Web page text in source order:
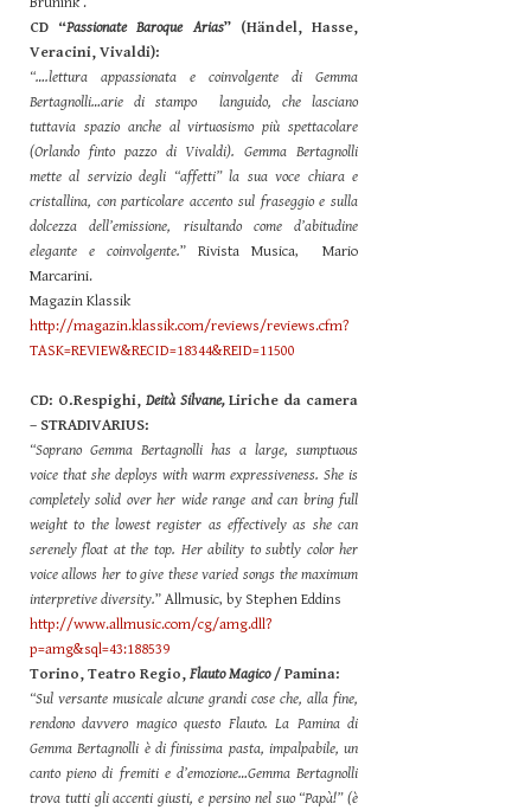
CD “Passionate Baroque Arias” (Händel, Hasse,
Veracini, Vivaldi):
“….lettura appassionata e coinvolgente di Gemma
Bertagnolli…arie di stampo languido, che lasciano
tuttavia spazio anche al virtuosismo più spettacolare
(Orlando finto pazzo di Vivaldi). Gemma Bertagnolli
mette al servizio degli “affetti” la sua voce chiara e
cristallina, con particolare accento sul fraseggio e sulla
dolcezza dell’emissione, risultando come d’abitudine
elegante e coinvolgente.” Rivista Musica, Mario
Marcarini.
Magazin Klassik
http://magazin.klassik.com/reviews/reviews.cfm?
TASK=REVIEW&RECID=18344&REID=11500
CD: O.Respighi, Deità Silvane,Liriche da camera
– STRADIVARIUS:
“Soprano Gemma Bertagnolli has a large, sumptuous
voice that she deploys with warm expressiveness. She is
completely solid over her wide range and can bring full
weight to the lowest register as effectively as she can
serenely float at the top. Her ability to subtly color her
voice allows her to give these varied songs the maximum
interpretive diversity.” Allmusic, by Stephen Eddins
http://www.allmusic.com/cg/amg.dll?
p=amg&sql=43:188539
Torino, Teatro Regio, Flauto Magico/ Pamina:
“Sul versante musicale alcune grandi cose che, alla fine,
rendono davvero magico questo Flauto. La Pamina di
Gemma Bertagnolli è di finissima pasta, impalpabile, un
canto pieno di fremiti e d’emozione…Gemma Bertagnolli
trova tutti gli accenti giusti, e persino nel suo “Papà!” (è